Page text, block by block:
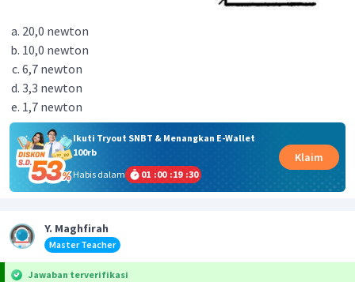
20,0 newton
10,0 newton
6,7 newton
3,3 newton
1,7 newton
Ikuti Tryout SNBT & Menangkan E-Wallet
100rb
Habis dalam
01 :00 :19 :30
Klaim
Y. Maghfirah
Master Teacher
Jawaban terverifikasi